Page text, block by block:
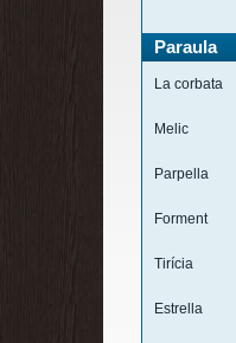
Paraula
La corbata
Melic
Parpella
Forment
Tirícia
Estrella